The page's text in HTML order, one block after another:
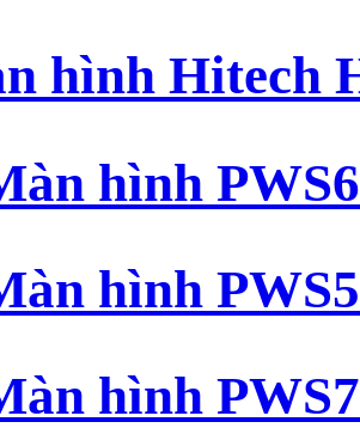
hình Hitech
hình
hình
hình